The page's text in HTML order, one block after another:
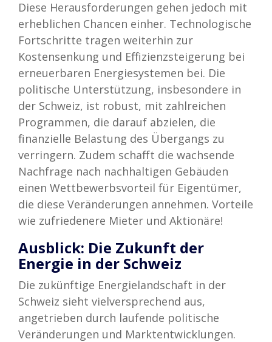
Diese Herausforderungen gehen jedoch mit
erheblichen Chancen einher. Technologische
Fortschritte tragen weiterhin zur
Kostensenkung und Effizienzsteigerung bei
erneuerbaren Energiesystemen bei. Die
politische Unterstützung, insbesondere in
der Schweiz, ist robust, mit zahlreichen
Programmen, die darauf abzielen, die
finanzielle Belastung des Übergangs zu
verringern. Zudem schafft die wachsende
Nachfrage nach nachhaltigen Gebäuden
einen Wettbewerbsvorteil für Eigentümer,
die diese Veränderungen annehmen. Vorteile
wie zufriedenere Mieter und Aktionäre!
Ausblick: Die Zukunft der
Energie in der Schweiz
Die zukünftige Energielandschaft in der
Schweiz sieht vielversprechend aus,
angetrieben durch laufende politische
Veränderungen und Marktentwicklungen.